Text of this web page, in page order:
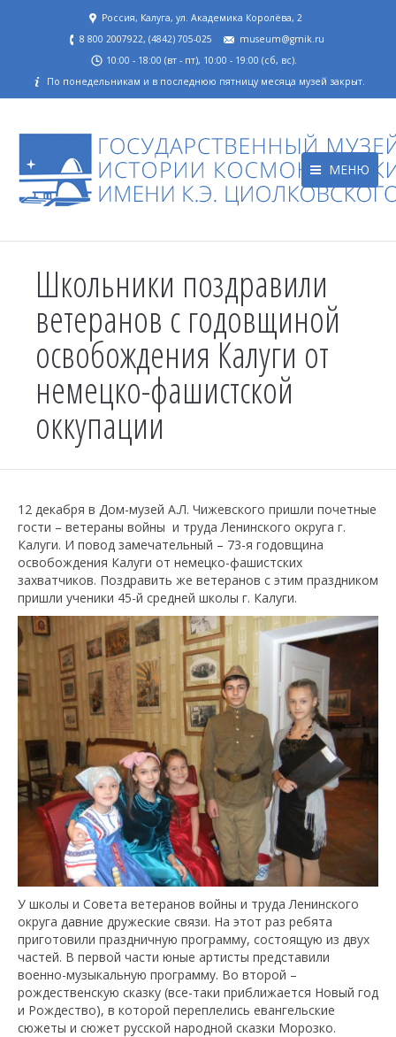
Россия, Калуга, ул. Академика Королёва, 2
8 800 2007922, (4842) 705-025
museum@gmik.ru
10:00 - 18:00 (вт - пт), 10:00 - 19:00 (сб, вс).
По понедельникам и в последнюю пятницу месяца музей закрыт.
МЕНЮ
Школьники поздравили
ветеранов с годовщиной
освобождения Калуги от
немецко-фашистской
оккупации
12 декабря в Дом-музей А.Л. Чижевского пришли почетные
гости – ветераны войны и труда Ленинского округа г.
Калуги. И повод замечательный – 73-я годовщина
освобождения Калуги от немецко-фашистских
захватчиков. Поздравить же ветеранов с этим праздником
пришли ученики 45-й средней школы г. Калуги.
У школы и Совета ветеранов войны и труда Ленинского
округа давние дружеские связи. На этот раз ребята
приготовили праздничную программу, состоящую из двух
частей. В первой части юные артисты представили
военно-музыкальную программу. Во второй –
рождественскую сказку (все-таки приближается Новый год
и Рождество), в которой переплелись евангельские
сюжеты и сюжет русской народной сказки Морозко.